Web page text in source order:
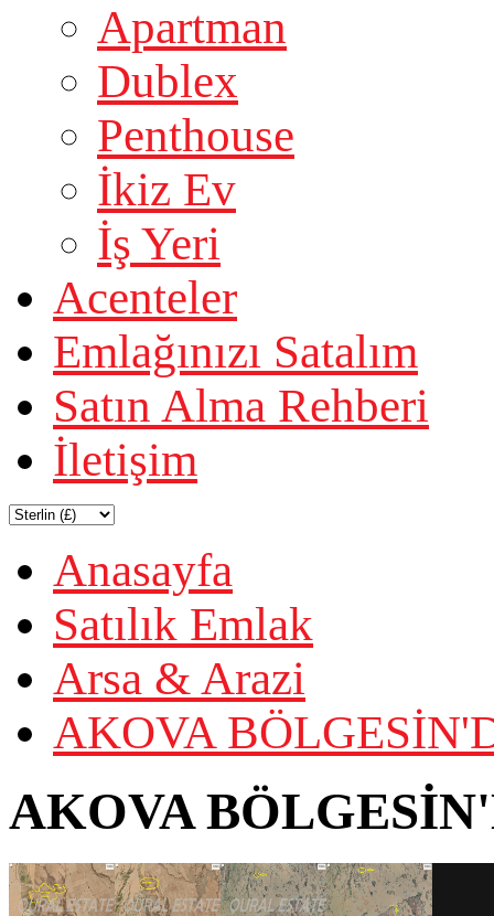
Apartman
Dublex
Penthouse
İkiz Ev
İş Yeri
Acenteler
Emlağınızı Satalım
Satın Alma Rehberi
İletişim
Anasayfa
Satılık Emlak
Arsa & Arazi
AKOVA
AKOVA